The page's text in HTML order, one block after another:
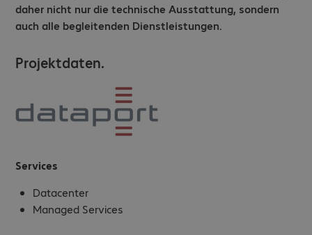
daher nicht nur die technische Ausstattung, sondern
auch alle begleitenden Dienstleistungen.
Projektdaten.
Services
Datacenter
Managed Services